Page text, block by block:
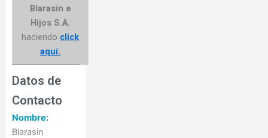
Blarasin e
Hijos S.A.
haciendo click
aquí.
Datos de
Contacto
Nombre:
Blarasin